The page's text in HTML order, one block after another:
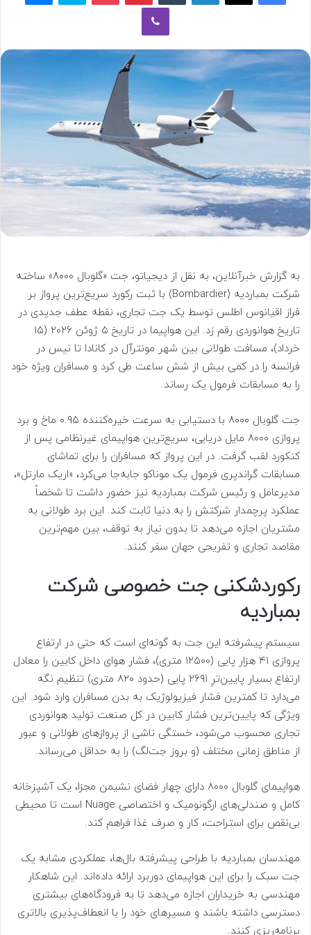
وایبر
به گزارش خبرآنلاین، به نقل از دیجیاتو، جت «گلوبال ۸۰۰۰» ساخته
شرکت بمباردیه (Bombardier) با ثبت رکورد سریع‌ترین پرواز بر
فراز اقیانوس اطلس توسط یک جت تجاری، نقطه عطف جدیدی در
تاریخ هوانوردی رقم زد. این هواپیما در تاریخ ۵ ژوئن ۲۰۲۶ (۱۵
خرداد)، مسافت طولانی بین شهر مونترآل در کانادا تا نیس در
فرانسه را در کمی بیش از شش ساعت طی کرد و مسافران ویژه خود
را به مسابقات فرمول یک رساند.
جت گلوبال ۸۰۰۰ با دستیابی به سرعت خیره‌کننده ۰.۹۵ ماخ و برد
پروازی ۸۰۰۰ مایل دریایی، سریع‌ترین هواپیمای غیرنظامی پس از
کنکورد لقب گرفت. در این پرواز که مسافران را برای تماشای
مسابقات گراندپری فرمول یک موناکو جابه‌جا می‌کرد، «اریک مارتل»،
مدیرعامل و رئیس شرکت بمباردیه نیز حضور داشت تا شخصاً
عملکرد پرچمدار شرکتش را به دنیا ثابت کند. این برد طولانی به
مشتریان اجازه می‌دهد تا بدون نیاز به توقف، بین مهم‌ترین
مقاصد تجاری و تفریحی جهان سفر کنند.
رکوردشکنی جت خصوصی شرکت
بمباردیه
سیستم پیشرفته این جت به گونه‌ای است که حتی در ارتفاع
پروازی ۴۱ هزار پایی (۱۲۵۰۰ متری)، فشار هوای داخل کابین را معادل
ارتفاع بسیار پایین‌ترِ ۲۶۹۱ پایی (حدود ۸۲۰ متری) تنظیم نگه
می‌دارد تا کمترین فشار فیزیولوژیک به بدن مسافران وارد شود. این
ویژگی که پایین‌ترین فشار کابین در کل صنعت تولید هوانوردی
تجاری محسوب می‌شود، خستگی ناشی از پروازهای طولانی و عبور
از مناطق زمانی مختلف (و بروز جت‌لگ) را به حداقل می‌رساند.
هواپیمای گلوبال ۸۰۰۰ دارای چهار فضای نشیمن مجزا، یک آشپزخانه
کامل و صندلی‌های ارگونومیک و اختصاصی Nuage است تا محیطی
بی‌نقص برای استراحت، کار و صرف غذا فراهم کند.
مهندسان بمباردیه با طراحی پیشرفته بال‌ها، عملکردی مشابه یک
جت سبک را برای این هواپیمای ‌دوربرد ارائه داده‌اند. این شاهکار
مهندسی به خریداران اجازه می‌دهد تا به فرودگاه‌های بیشتری
دسترسی داشته باشند و مسیرهای خود را با انعطاف‌پذیری بالاتری
برنامه‌ریزی کنند.